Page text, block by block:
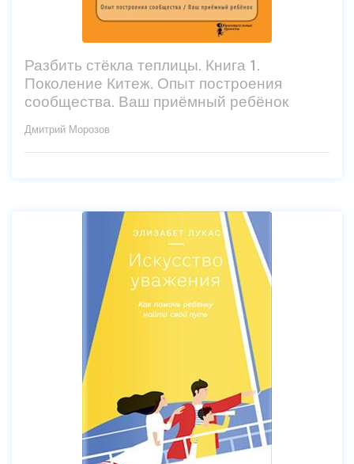
Разбить стёкла теплицы. Книга 1.
Поколение Китеж. Опыт построения
сообщества. Ваш приёмный ребёнок
Дмитрий Морозов